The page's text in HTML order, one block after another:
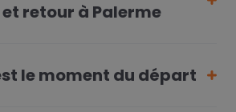
retour à Palerme
le moment du départ